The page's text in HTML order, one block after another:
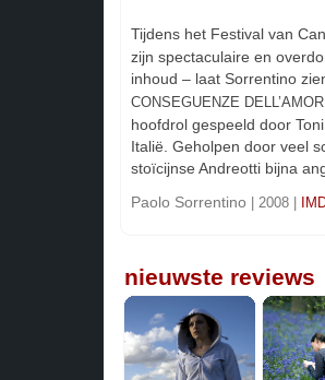
Tijdens het Festival van
zijn spectaculaire en
inhoud – laat Sorrentino
CONSEGUENZE
hoofdrol gespeeld door
Italië. Geholpen door veel
stoïcijnse Andreotti bijna
Paolo Sorrentino | 2008 |
nieuwste reviews